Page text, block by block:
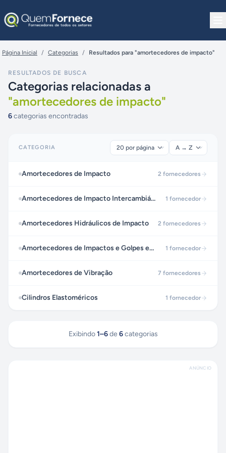
Página Inicial / Categorias / Resultados para "amortecedores de impacto"
RESULTADOS DE BUSCA
Categorias relacionadas a
"amortecedores de impacto"
6categorias encontradas
CATEGORIA
Amortecedores de Impacto 2 fornecedores
Amortecedores de Impacto Intercambiáveis 1 fornecedor
Amortecedores Hidráulicos de Impacto 2 fornecedores
Amortecedores de Impactos e Golpes em Tubulações 1 fornecedor
Amortecedores de Vibração 7 fornecedores
Cilindros Elastoméricos 1 fornecedor
Exibindo 1–6 de 6 categorias
ANÚNCIO